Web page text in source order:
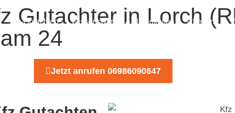
Kfz-Gutachten Wissenswertes & Neuigkeiten Über uns
Gutachter in Lorch
24
Jetzt anrufen 06986090647